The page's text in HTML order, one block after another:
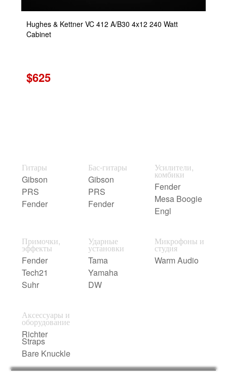
Hughes & Kettner VC 412 A/B30 4x12 240 Watt
Cabinet
$625
Гитары
Gibson
PRS
Fender
Бас-гитары
Gibson
PRS
Fender
Усилители,
комбики
Fender
Mesa Boogie
Engl
Примочки,
эффекты
Fender
Tech21
Suhr
Ударные
установки
Tama
Yamaha
DW
Микрофоны и
студия
Warm Audio
Аксессуары и
оборудование
Richter
Straps
Bare Knuckle